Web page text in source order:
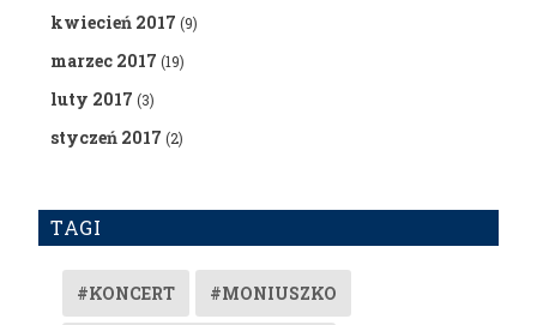
kwiecień 2017 (9)
marzec 2017 (19)
luty 2017 (3)
styczeń 2017 (2)
TAGI
#KONCERT #MONIUSZKO